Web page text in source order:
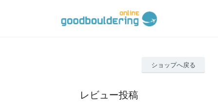
ショップへ戻る
レビュー投稿